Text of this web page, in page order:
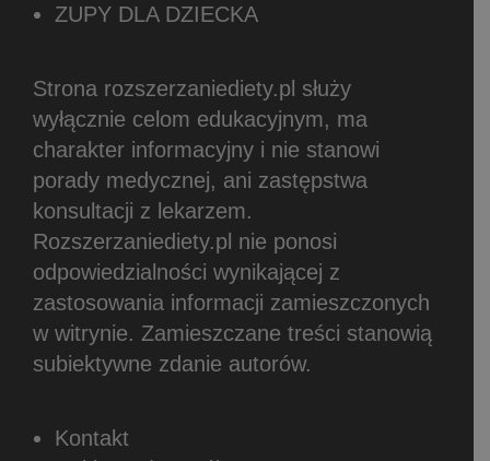
ZUPY DLA DZIECKA
Strona rozszerzaniediety.pl służy
wyłącznie celom edukacyjnym, ma
charakter informacyjny i nie stanowi
porady medycznej, ani zastępstwa
konsultacji z lekarzem.
Rozszerzaniediety.pl nie ponosi
odpowiedzialności wynikającej z
zastosowania informacji zamieszczonych
w witrynie. Zamieszczane treści stanowią
subiektywne zdanie autorów.
Kontakt